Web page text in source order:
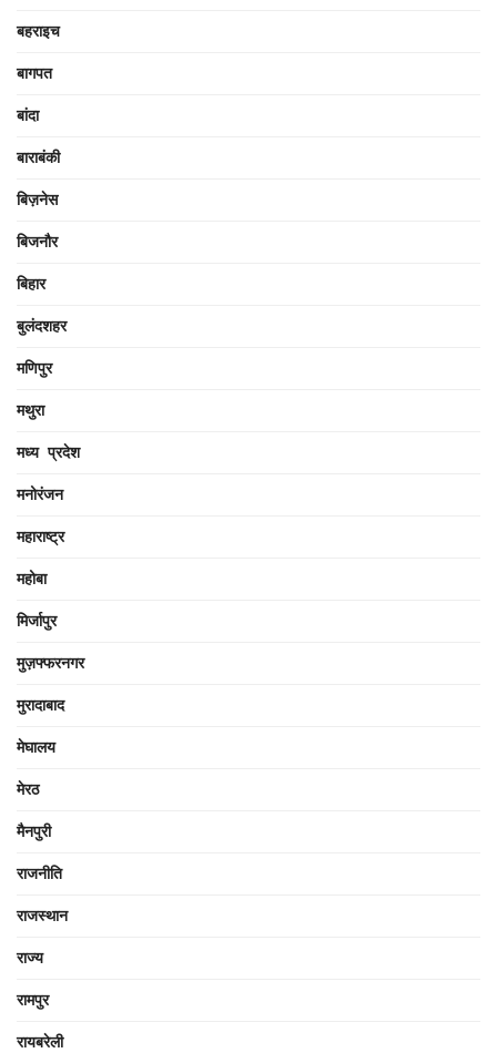
बहराइच
बागपत
बांदा
बाराबंकी
बिज़नेस
बिजनौर
बिहार
बुलंदशहर
मणिपुर
मथुरा
मध्य प्रदेश
मनोरंजन
महाराष्ट्र
महोबा
मिर्जापुर
मुज़फ्फरनगर
मुरादाबाद
मेघालय
मेरठ
मैनपुरी
राजनीति
राजस्थान
राज्य
रामपुर
रायबरेली